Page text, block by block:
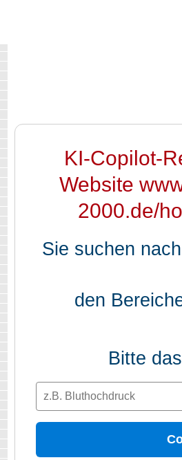
KI-Copilot-
Website
2000.de/
Sie suchen
den
Bitte